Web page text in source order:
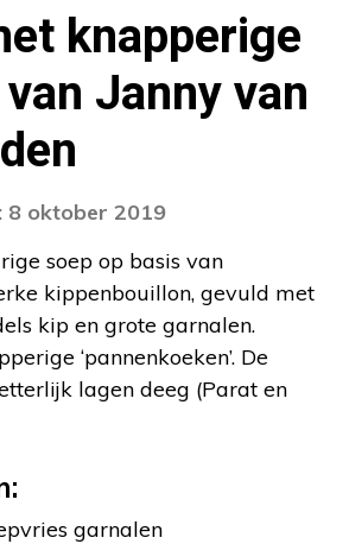
knapperige
Janny van
8 oktober 2019
soep op basis van
kippenbouillon, gevuld met
kip en grote garnalen.
‘pannenkoeken’. De
lagen deeg (Parat en
garnalen